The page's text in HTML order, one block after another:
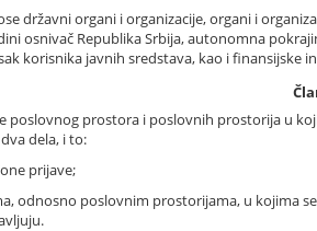
državni organi i organizacije, organi i
osnivač Republika Srbija, autonomna
korisnika javnih sredstava, kao i finansijske
poslovnog prostora i poslovnih prostorija u
dela, i to:
prijave;
odnosno poslovnim prostorijama, u kojima